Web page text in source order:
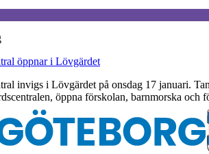
öppnar i Lövgärdet
invigs i Lövgärdet på onsdag 17 januari.
öppna förskolan, barnmorska och